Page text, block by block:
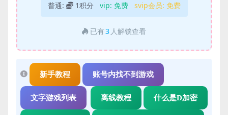
普通: 1积分 vip: 免费 svip会员: 免费
已有3 人解锁查看
新手教程 账号内找不到游戏
文字游戏列表 离线教程 什么是D加密